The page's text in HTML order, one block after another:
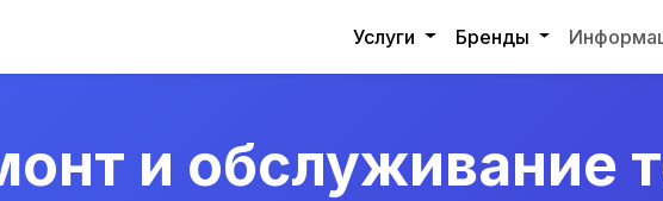
Услуги Бренды
и обслуживание